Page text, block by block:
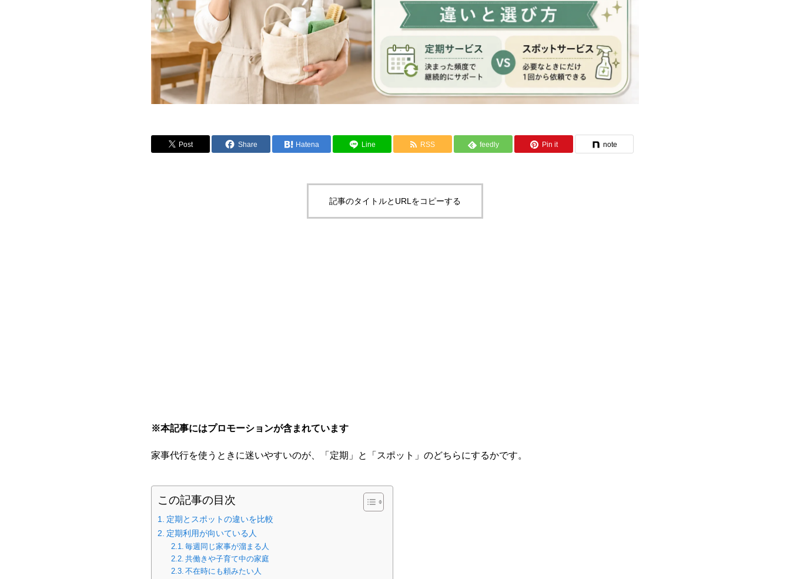
Post Share Hatena Line RSS feedly Pin it note
記事のタイトルとURLをコピーする
※本記事にはプロモーションが含まれています
家事代行を使うときに迷いやすいのが、「定期」と「スポット」のどちらにするかです。
この記事の目次
定期とスポットの違いを比較
定期利用が向いている人
毎週同じ家事が溜まる人
共働きや子育て中の家庭
不在時にも頼みたい人